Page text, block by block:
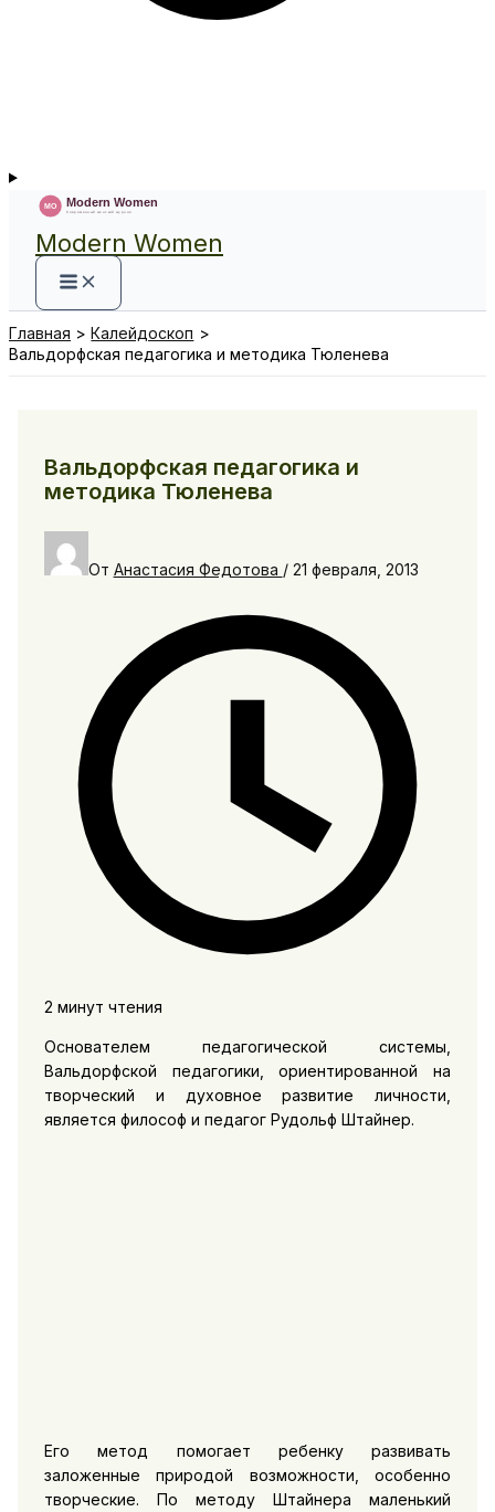
Modern Women
Главная
Калейдоскоп
Вальдорфская педагогика и методика Тюленева
Вальдорфская педагогика и
методика Тюленева
От Анастасия Федотова / 21 февраля, 2013
2 минут чтения
Основателем педагогической системы,
Вальдорфской педагогики, ориентированной на
творческий и духовное развитие личности,
является философ и педагог Рудольф Штайнер.
Его метод помогает ребенку развивать
заложенные природой возможности, особенно
творческие. По методу Штайнера маленький